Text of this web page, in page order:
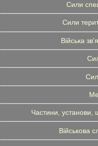
Сили
Сили
Війська
Частини, установи,
Військова